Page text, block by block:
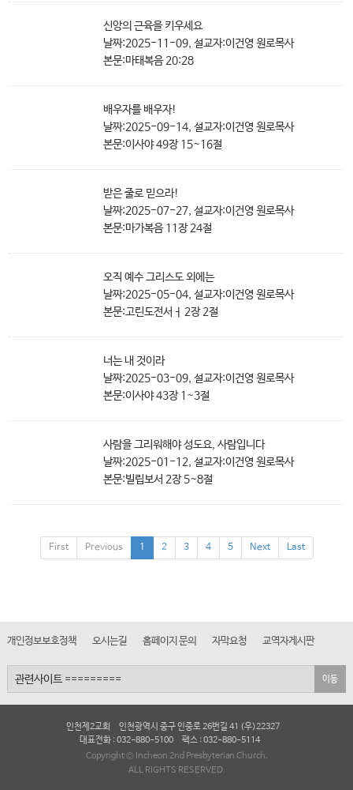
신앙의 근육을 키우세요
날짜:2025-11-09, 설교자:이건영 원로목사
본문:마태복음 20:28
배우자를 배우자!
날짜:2025-09-14, 설교자:이건영 원로목사
본문:이사야 49장 15~16절
받은 줄로 믿으라!
날짜:2025-07-27, 설교자:이건영 원로목사
본문:마가복음 11장 24절
오직 예수 그리스도 외에는
날짜:2025-05-04, 설교자:이건영 원로목사
본문:고린도전서ㅓ 2장 2절
너는 내 것이라
날짜:2025-03-09, 설교자:이건영 원로목사
본문:이사야 43장 1~3절
사람을 그리워해야 성도요, 사람입니다
날짜:2025-01-12, 설교자:이건영 원로목사
본문:빌립보서 2장 5~8절
First Previous 1 2 3 4 5 Next Last
개인정보보호정책 오시는길 홈페이지 문의 자막요청 교역자게시판
이동
인천제2교회
인천광역시 중구 인중로 26번길 41 (우)22327
대표전화 : 032-880-5100
팩스 : 032-880-5114
Copyright © Incheon 2nd Presbyterian Church.
ALL RIGHTS RESERVED.